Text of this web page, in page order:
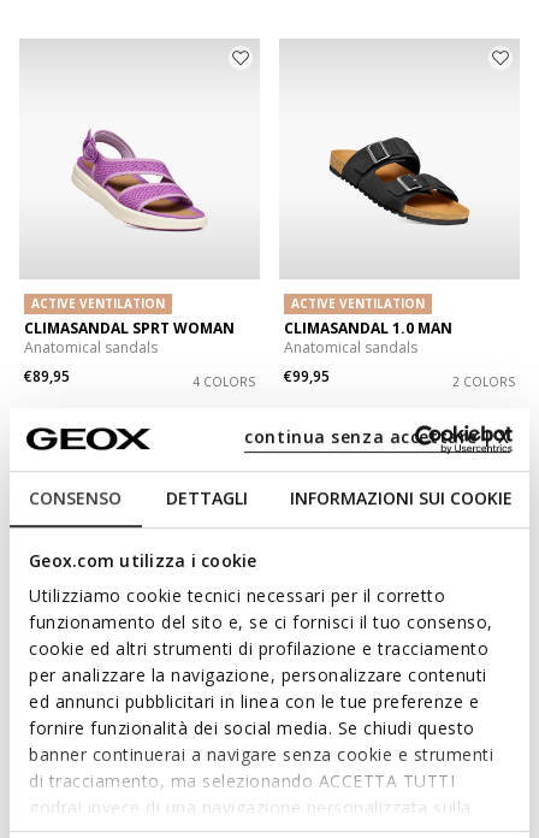
CONSENSO DETTAGLI INFORMAZIONI SUI COOKIE
Geox.com utilizza i cookie
Utilizziamo cookie tecnici necessari per il corretto
funzionamento del sito e, se ci fornisci il tuo consenso,
cookie ed altri strumenti di profilazione e tracciamento
per analizzare la navigazione, personalizzare contenuti
ed annunci pubblicitari in linea con le tue preferenze e
fornire funzionalità dei social media. Se chiudi questo
banner continuerai a navigare senza cookie e strumenti
di tracciamento, ma selezionando ACCETTA TUTTI
godrai invece di una navigazione personalizzata sulla
continua senza accettare | X
ACTIVE VENTILATION
CLIMASANDAL SPRT WOMAN
Anatomical sandals
€89,95
4 COLORS
ACTIVE VENTILATION
CLIMASANDAL 1.0 MAN
Anatomical sandals
€99,95
2 COLORS
ACTIVE VENTILATION
CLIMASANDAL SPRT WOMAN
Anatomical sandals
4 COLORS
ACTIVE VENTILATION
CLIMASANDAL SPRT WOMAN
Anatomical sandals
4 COLORS